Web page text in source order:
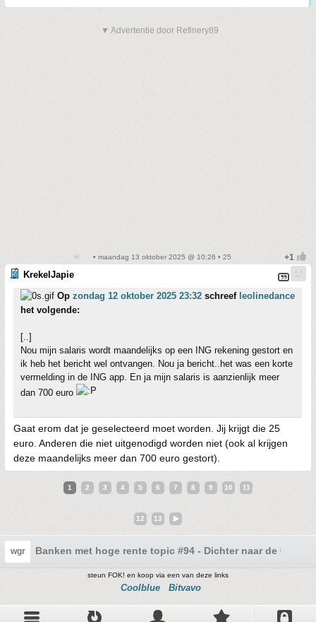
▼ Advertentie door Refinery89
• maandag 13 oktober 2025 @ 10:26 • 25
KrekelJapie
Op zondag 12 oktober 2025 23:32 schreef leolinedance
het volgende:
[..]
Nou mijn salaris wordt maandelijks op een ING rekening gestort en
ik heb het bericht wel ontvangen. Nou ja bericht..het was een korte
vermelding in de ING app. En ja mijn salaris is aanzienlijk meer
dan 700 euro
Gaat erom dat je geselecteerd moet worden. Jij krijgt die 25
euro. Anderen die niet uitgenodigd worden niet (ook al krijgen
deze maandelijks meer dan 700 euro gestort).
1 2 3 4 5 6 7 8 9 10 11
12 13
wgr Banken met hoge rente topic #94 - Dichter naar de 0
steun FOK! en koop via een van deze links
Coolblue Bitvavo